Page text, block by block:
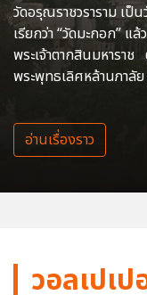
วัดอรุณราชวราราม เป็
เรียกว่า “วัดมะกอก” แ
พระเจ้าตากสินมหารา
พระพุทธเลิศหล้านภาลัย
อ่านเรื่องราว
วอลเปเ